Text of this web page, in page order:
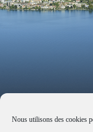
Nous utilisons des cookies